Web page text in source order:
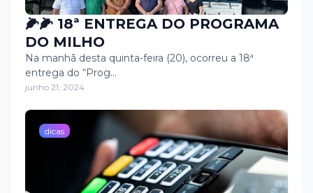
🌽🌽 18ª ENTREGA DO PROGRAMA
DO MILHO
Na manhã desta quinta-feira (20), ocorreu a 18ª
entrega do “Prog…
junho 21, 2024
dicas